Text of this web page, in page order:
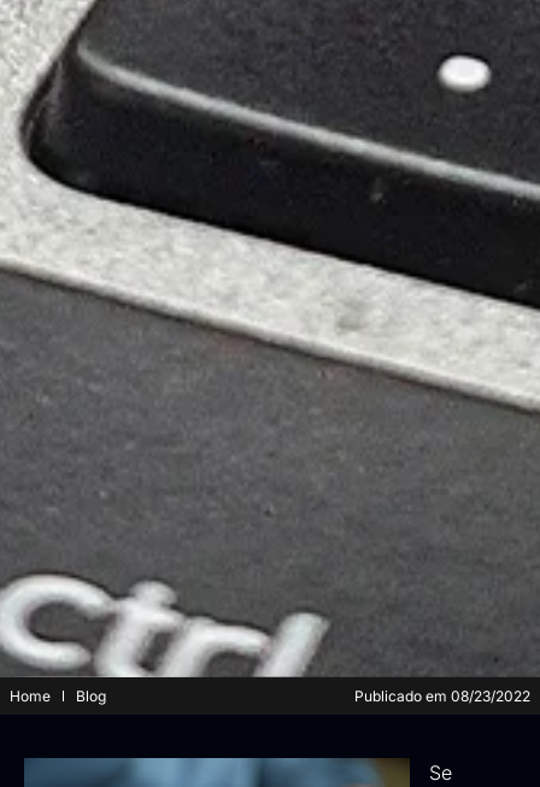
Home Blog Publicado em 08/23/2022
Se